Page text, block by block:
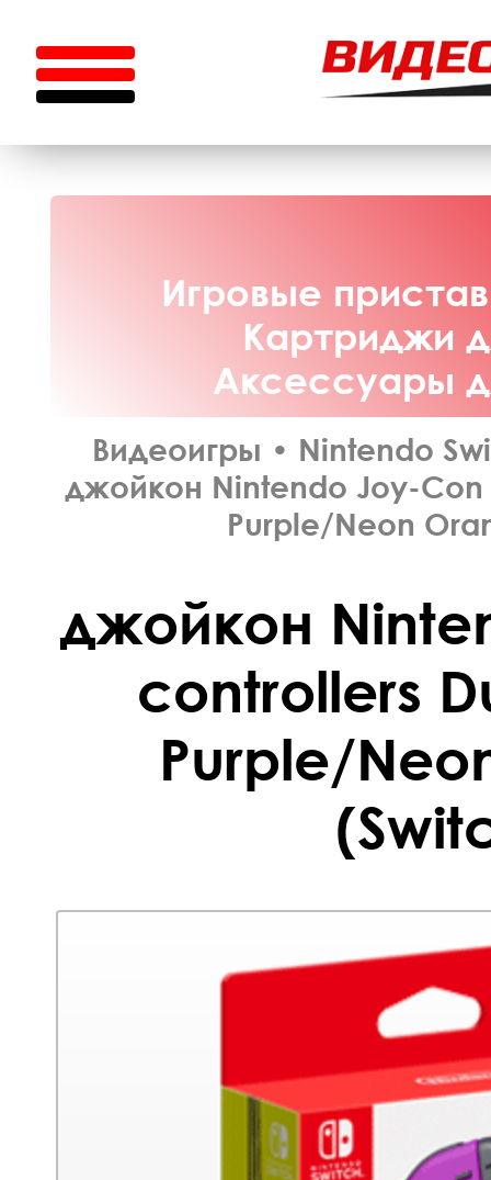
Игровые
Картриджи
Аксессуары
Видеоигры • Nintendo
джойкон Nintendo Joy-
Purple/Neon
джойкон
controllers
Purple/